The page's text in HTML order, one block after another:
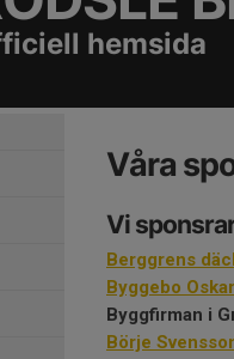
hemsida
Våra
Vi
Berggrens
Byggebo
Byggfirman i
Börje